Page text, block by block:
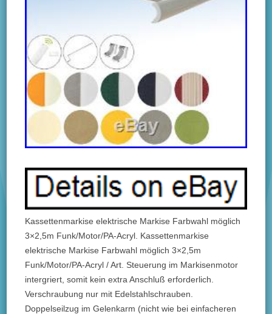
Kassettenmarkise elektrische Markise Farbwahl möglich
3×2,5m Funk/Motor/PA-Acryl. Kassettenmarkise
elektrische Markise Farbwahl möglich 3×2,5m
Funk/Motor/PA-Acryl / Art. Steuerung im Markisenmotor
intergriert, somit kein extra Anschluß erforderlich.
Verschraubung nur mit Edelstahlschrauben.
Doppelseilzug im Gelenkarm (nicht wie bei einfacheren